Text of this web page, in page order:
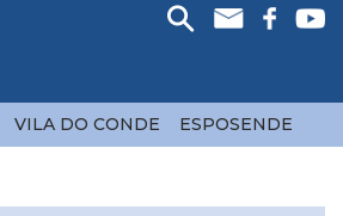
VILA DO CONDE ESPOSENDE